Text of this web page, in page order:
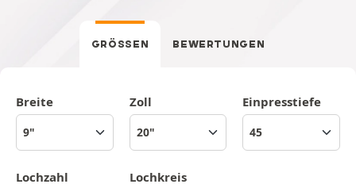
GRÖSSEN BEWERTUNGEN
Breite Zoll Einpresstiefe
Lochzahl Lochkreis